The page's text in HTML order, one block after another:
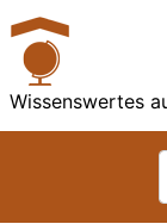
Wissenswertes